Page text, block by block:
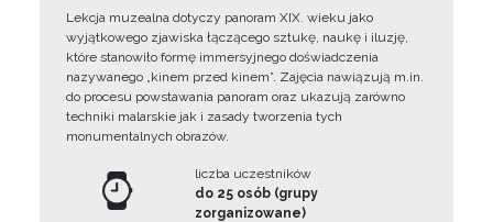
Lekcja muzealna dotyczy panoram XIX. wieku jako
wyjątkowego zjawiska łączącego sztukę, naukę i iluzję,
które stanowiło formę immersyjnego doświadczenia
nazywanego „kinem przed kinem”. Zajęcia nawiązują m.in.
do procesu powstawania panoram oraz ukazują zarówno
techniki malarskie jak i zasady tworzenia tych
monumentalnych obrazów.
liczba uczestników
do 25 osób (grupy
zorganizowane)